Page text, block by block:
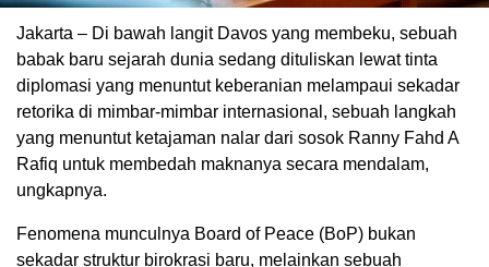
Jakarta – Di bawah langit Davos yang membeku, sebuah
babak baru sejarah dunia sedang dituliskan lewat tinta
diplomasi yang menuntut keberanian melampaui sekadar
retorika di mimbar-mimbar internasional, sebuah langkah
yang menuntut ketajaman nalar dari sosok Ranny Fahd A
Rafiq untuk membedah maknanya secara mendalam,
ungkapnya.
Fenomena munculnya Board of Peace (BoP) bukan
sekadar struktur birokrasi baru, melainkan sebuah